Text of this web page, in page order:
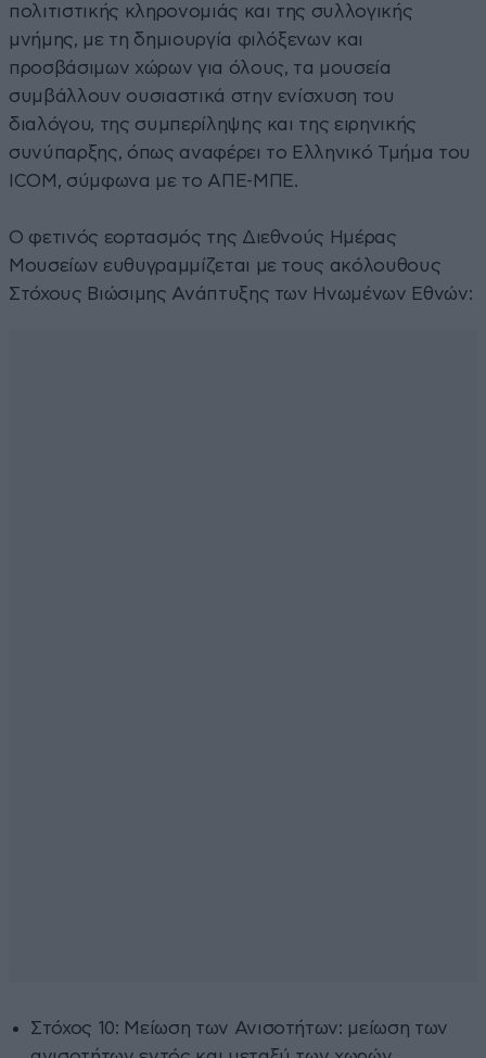
πολιτιστικής κληρονομιάς και της συλλογικής
μνήμης, με τη δημιουργία φιλόξενων και
προσβάσιμων χώρων για όλους, τα μουσεία
συμβάλλουν ουσιαστικά στην ενίσχυση του
διαλόγου, της συμπερίληψης και της ειρηνικής
συνύπαρξης, όπως αναφέρει το Ελληνικό Τμήμα του
ICOM, σύμφωνα με το ΑΠΕ-ΜΠΕ.
Ο φετινός εορτασμός της Διεθνούς Ημέρας
Μουσείων ευθυγραμμίζεται με τους ακόλουθους
Στόχους Βιώσιμης Ανάπτυξης των Ηνωμένων Εθνών:
Στόχος 10: Μείωση των Ανισοτήτων: μείωση των